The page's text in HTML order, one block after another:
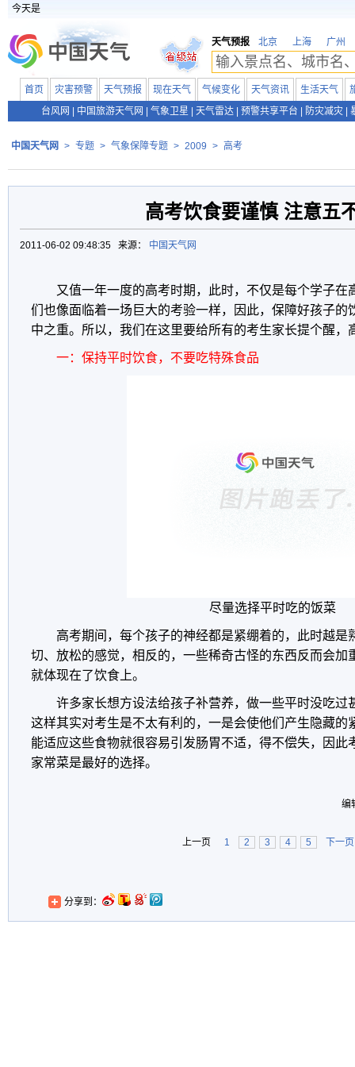
今天是
天气预报 北京 上海 广州
首页 灾害预警 天气预报 现在天气 气候变化 天气资讯 生活天气
台风网
中国旅游天气网 气象卫星 天气雷达 预警共享平台 防灾减灾
中国天气网 > 专题 > 气象保障专题 > 2009 > 高考
高考饮食要谨慎 注意五
2011-06-02 09:48:35 来源： 中国天气网
又值一年一度的高考时期，此时，不仅是每个学子在
们也像面临着一场巨大的考验一样，因此，保障好孩子的
中之重。所以，我们在这里要给所有的考生家长提个醒，
一：保持平时饮食，不要吃特殊食品
尽量选择平时吃的饭菜
高考期间，每个孩子的神经都是紧绷着的，此时越是
切、放松的感觉，相反的，一些稀奇古怪的东西反而会加
就体现在了饮食上。
许多家长想方设法给孩子补营养，做一些平时没吃过
这样其实对考生是不太有利的，一是会使他们产生隐藏的
能适应这些食物就很容易引发肠胃不适，得不偿失，因此
家常菜是最好的选择。
编
上一页 1 2 3 4 5 下一页
分享到：